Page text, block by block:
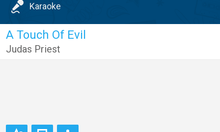
Karaoke
A Touch Of Evil
Judas Priest